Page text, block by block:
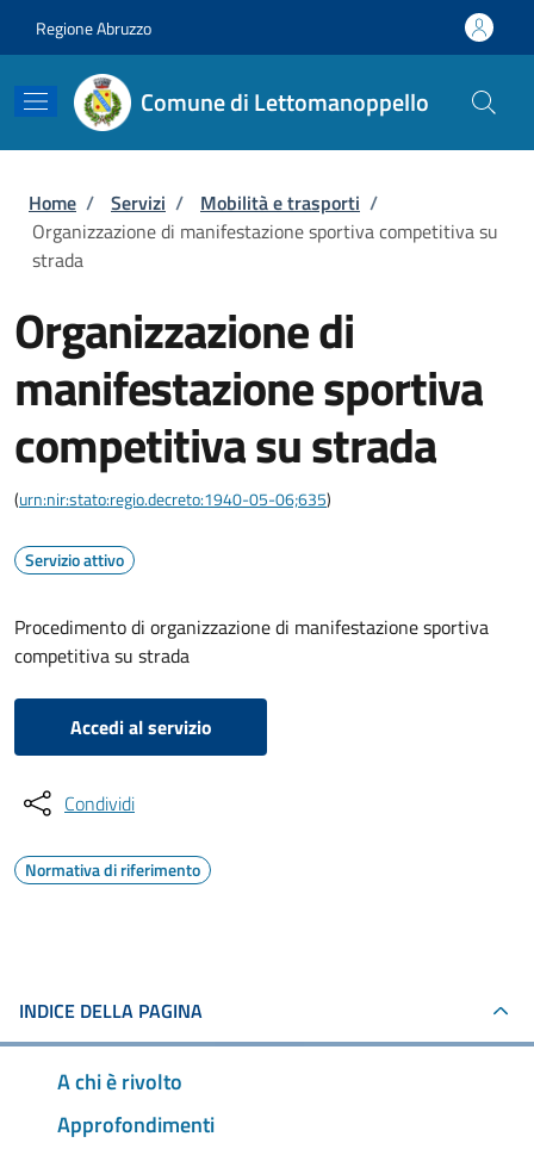
Regione Abruzzo
Comune di Lettomanoppello
Briciole di pane
Home / Servizi / Mobilità e trasporti /
Organizzazione di manifestazione sportiva competitiva su
strada
Organizzazione di
manifestazione sportiva
competitiva su strada
(urn:nir:stato:regio.decreto:1940-05-06;635)
Servizio attivo
Procedimento di organizzazione di manifestazione sportiva
competitiva su strada
Accedi al servizio
Condividi
Normativa di riferimento
INDICE DELLA PAGINA
A chi è rivolto
Approfondimenti